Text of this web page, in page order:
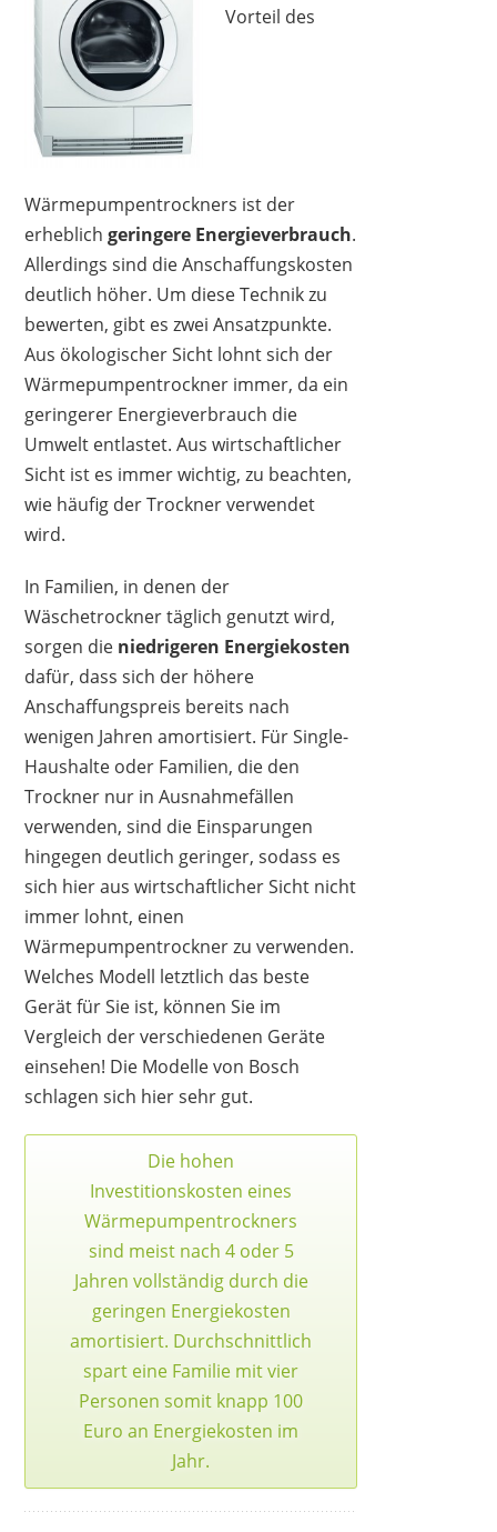
Vorteil des
Wärmepumpentrockners ist der
erheblichgeringere Energieverbrauch.
Allerdings sind die Anschaffungskosten
deutlich höher. Um diese Technik zu
bewerten, gibt es zwei Ansatzpunkte.
Aus ökologischer Sicht lohnt sich der
Wärmepumpentrockner immer, da ein
geringerer Energieverbrauch die
Umwelt entlastet. Aus wirtschaftlicher
Sicht ist es immer wichtig, zu beachten,
wie häufig der Trockner verwendet
wird.
In Familien, in denen der
Wäschetrockner täglich genutzt wird,
sorgen die niedrigeren Energiekosten
dafür, dass sich der höhere
Anschaffungspreis bereits nach
wenigen Jahren amortisiert. Für Single-
Haushalte oder Familien, die den
Trockner nur in Ausnahmefällen
verwenden, sind die Einsparungen
hingegen deutlich geringer, sodass es
sich hier aus wirtschaftlicher Sicht nicht
immer lohnt, einen
Wärmepumpentrockner zu verwenden.
Welches Modell letztlich das beste
Gerät für Sie ist, können Sie im
Vergleich der verschiedenen Geräte
einsehen! Die Modelle von Bosch
schlagen sich hier sehr gut.
Die hohen
Investitionskosten eines
Wärmepumpentrockners
sind meist nach 4 oder 5
Jahren vollständig durch die
geringen Energiekosten
amortisiert. Durchschnittlich
spart eine Familie mit vier
Personen somit knapp 100
Euro an Energiekosten im
Jahr.